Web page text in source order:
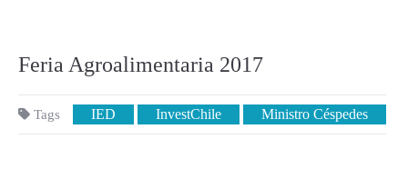
Feria Agroalimentaria 2017
Tags IED InvestChile Ministro Céspedes